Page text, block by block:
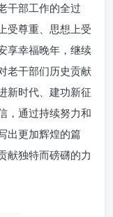
干部工作的全过
受尊重、思想上受
享幸福晚年，继续
老干部们历史贡献
新时代、建功新征
，通过持续努力和
出更加辉煌的篇
献独特而磅礴的力